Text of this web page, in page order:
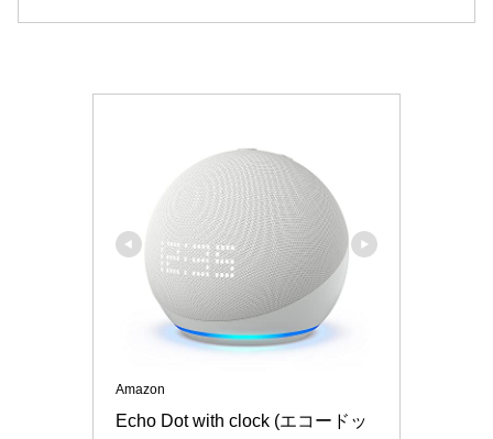
Amazon
Echo Dot with clock (エコードッ